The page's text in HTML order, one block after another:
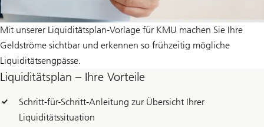
Mit unserer Liquiditätsplan-Vorlage für KMU machen Sie Ihre
Geldströme sichtbar und erkennen so frühzeitig mögliche
Liquiditätsengpässe.
Liquiditätsplan – Ihre Vorteile
Schritt-für-Schritt-Anleitung zur Übersicht Ihrer
Liquiditätssituation